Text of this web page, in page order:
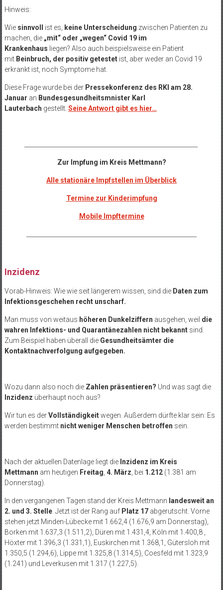
Hinweis:
Wie sinnvoll ist es, keine Unterscheidung zwischen Patienten zu
machen, die „mit“ oder „wegen“ Covid 19 im
Krankenhaus liegen? Also auch beispielsweise ein Patient
mit Beinbruch, der positiv getestetist, aber weder an Covid 19
erkrankt ist, noch Symptome hat.
Diese Frage wurde bei der Pressekonferenz des RKI am 28.
Januar an Bundesgesundheitsmnister Karl
Lauterbach gestellt. Seine Antwort gibt es hier…
Zur Impfung im Kreis Mettmann?
Alle stationäre Impfstellen im Überblick
Termine zur Kinderimpfung
Mobile Impftermine
Inzidenz
Vorab-Hinweis: Wie wie seit längerem wissen, sind die Daten zum
Infektionsgeschehen recht unscharf.
Man muss von weitaus höheren Dunkelziffern ausgehen, weil die
wahren Infektions- und Quarantänezahlen nicht bekannt sind.
Zum Beispiel haben überall die Gesundheitsämter die
Kontaktnachverfolgung aufgegeben.
Wozu dann also noch die Zahlen präsentieren? Und was sagt die
Inzidenz überhaupt noch aus?
Wir tun es derVollständigkeitwegen. Außerdem dürfte klar sein: Es
werden bestimmt nicht weniger Menschen betroffen sein.
Nach der aktuellen Datenlage liegt die Inzidenz im Kreis
Mettmann am heutigen Freitag, 4. März, bei 1.212(1.381 am
Donnerstag).
In den vergangenen Tagen stand der Kreis Mettmann landesweit an
2. und 3. Stelle. Jetzt ist der Rang auf Platz 17abgerutscht. Vorne
stehen jetzt Minden-Lübecke mit 1.662,4 (1.676,9 am Donnerstag),
Borken mit 1.637,3 (1.511,2), Düren mit 1.431,4, Köln mit 1.400,8 ,
Höxter mit 1.396,3 (1.331,1), Euskirchen mit 1.368,1, Gütersloh mit
1.350,5 (1.294,6), Lippe mit 1.325,8 (1.314,5), Coesfeld mit 1.323,9
(1.241) und Leverkusen mit 1.317 (1.227,5).